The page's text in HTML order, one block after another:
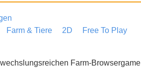
Farm & Tiere 2D Free To Play
Farm-Browsergame